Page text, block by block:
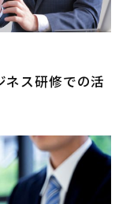
ス研修での活